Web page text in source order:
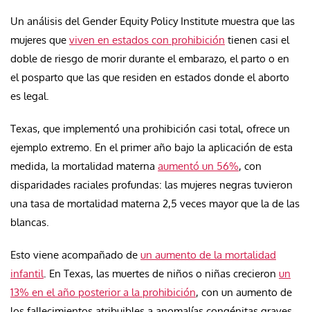
Un análisis del Gender Equity Policy Institute muestra que las
mujeres que viven en estados con prohibición tienen casi el
doble de riesgo de morir durante el embarazo, el parto o en
el posparto que las que residen en estados donde el aborto
es legal.
Texas, que implementó una prohibición casi total, ofrece un
ejemplo extremo. En el primer año bajo la aplicación de esta
medida, la mortalidad materna aumentó un 56%, con
disparidades raciales profundas: las mujeres negras tuvieron
una tasa de mortalidad materna 2,5 veces mayor que la de las
blancas.
Esto viene acompañado de un aumento de la mortalidad
infantil . En Texas, las muertes de niños o niñas crecieron un
13% en el año posterior a la prohibición, con un aumento de